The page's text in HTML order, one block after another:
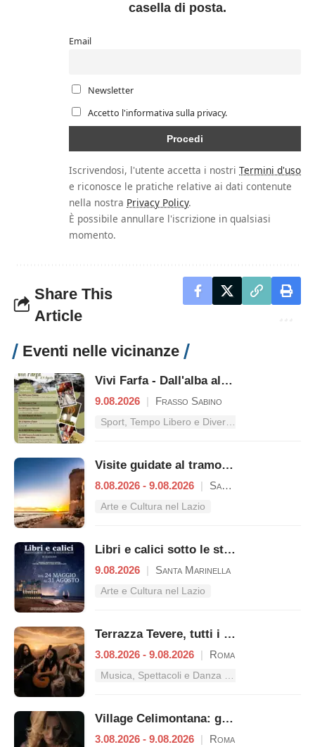
casella di posta.
Email
Newsletter
Accetto l'informativa sulla privacy.
Iscrivendosi, l'utente accetta i nostri Termini d'uso
e riconosce le pratiche relative ai dati contenute
nella nostra Privacy Policy.
È possibile annullare l'iscrizione in qualsiasi
momento.
Share This
Article
Eventi nelle vicinanze
Vivi Farfa - Dall'alba al tramonto
9.08.2026 | Frasso Sabino
Visite guidate al tramonto a Castello di Santa Severa
8.08.2026 - 9.08.2026 | Santa Marinella
Arte e Cultura nel Lazio
Libri e calici sotto le stelle del Castello
9.08.2026 | Santa Marinella
Arte e Cultura nel Lazio
Terrazza Tevere, tutti i concerti dal 3 al 9 agosto
3.08.2026 - 9.08.2026 | Roma
Village Celimontana: gli appuntamenti dal 3 al 9 agosto
3.08.2026 - 9.08.2026 | Roma